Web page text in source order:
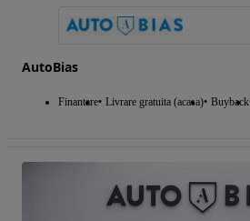
AutoBias
Finantare Livrare gratuita (acasa) Buyback